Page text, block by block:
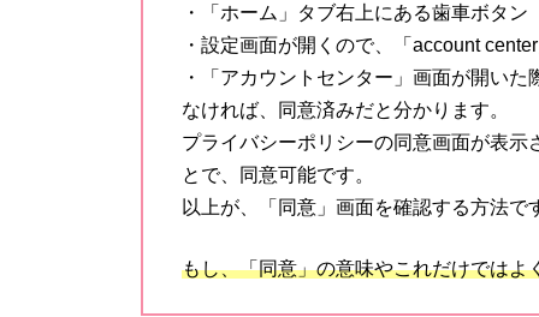
・「ホーム」タブ右上にある歯車ボタン
・設定画面が開くので、「account
・「アカウントセンター」画面が開い
なければ、同意済みだと分かります。
プライバシーポリシーの同意画面が表示
とで、同意可能です。
以上が、「同意」画面を確認する方法で
もし、「同意」の意味やこれだけでは